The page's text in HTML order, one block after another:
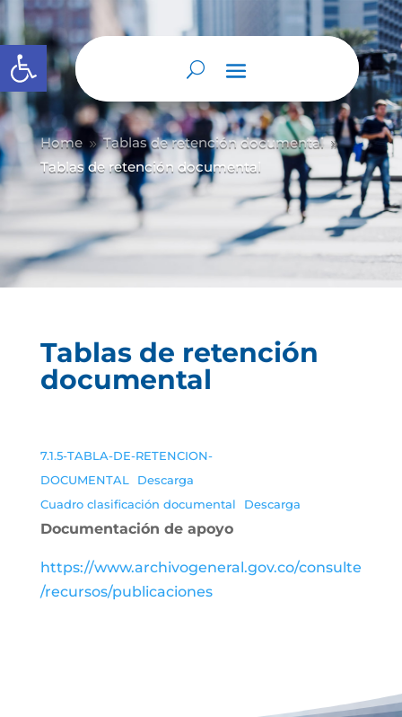
Abrir barra de herramientas
Home 9 Tablas de retención documental 9
Tablas de retención documental
Tablas de retención
documental
7.1.5-TABLA-DE-RETENCION-
DOCUMENTAL
Descarga
Cuadro clasificación documental
Descarga
Documentación de apoyo
https://www.archivogeneral.gov.co/consulte
/recursos/publicaciones